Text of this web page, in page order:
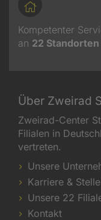
Kompetenter
an 22 Standorten
Über Zweirad
Zweirad-Center
Filialen in
vertreten.
Unsere
Karriere &
Unsere 22
Kontakt